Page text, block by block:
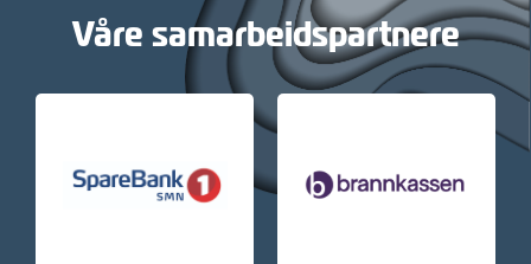
Våre samarbeidspartnere